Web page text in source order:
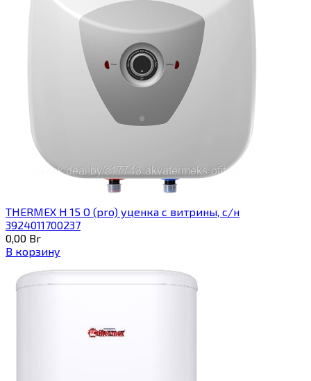
THERMEX H 15 O (pro) уценка с витрины, с/н
3924011700237
0,00 Br
В корзину